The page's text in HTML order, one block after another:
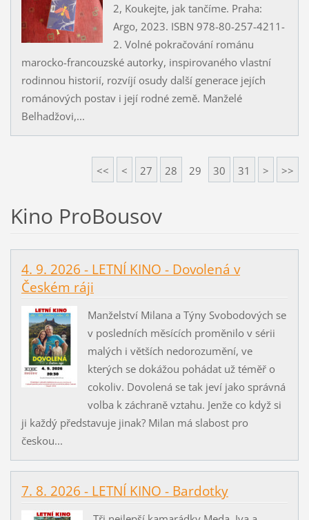
2, Koukejte, jak tančíme. Praha:
Argo, 2023. ISBN 978-80-257-4211-
2. Volné pokračování románu
marocko-francouzské autorky, inspirovaného vlastní
rodinnou historií, rozvíjí osudy další generace jejích
románových postav i její rodné země. Manželé
Belhadžovi,...
<< < 27 28 29 30 31 > >>
Kino ProBousov
4. 9. 2026 - LETNÍ KINO - Dovolená v
Českém ráji
Manželství Milana a Týny Svobodových se
v posledních měsících proměnilo v sérii
malých i větších nedorozumění, ve
kterých se dokážou pohádat už téměř o
cokoliv. Dovolená se tak jeví jako správná
volba k záchraně vztahu. Jenže co když si
ji každý představuje jinak? Milan má slabost pro
českou...
7. 8. 2026 - LETNÍ KINO - Bardotky